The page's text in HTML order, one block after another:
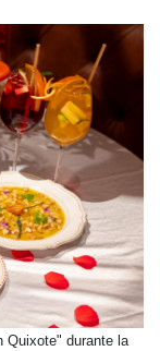
Quixote" durante la